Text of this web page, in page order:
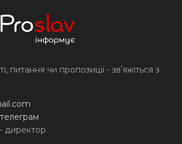
питання чи пропозиції - звʼяжіться з
- директор